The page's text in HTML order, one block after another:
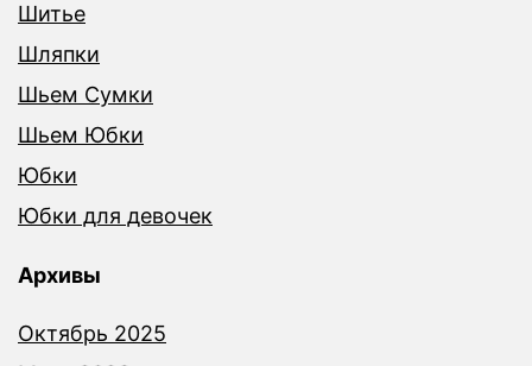
Шитье
Шляпки
Шьем Сумки
Шьем Юбки
Юбки
Юбки для девочек
Архивы
Октябрь 2025